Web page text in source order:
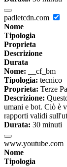
padletcdn.com
Nome
Tipologia
Proprieta
Descrizione
Durata
Nome: __cf_bm
Tipologia: tecnico
Proprieta: Terze
Descrizione:
umani e bot. Ciò è
rapporti validi
Durata: 30 minuti
www.youtube.com
Nome
Tipologia